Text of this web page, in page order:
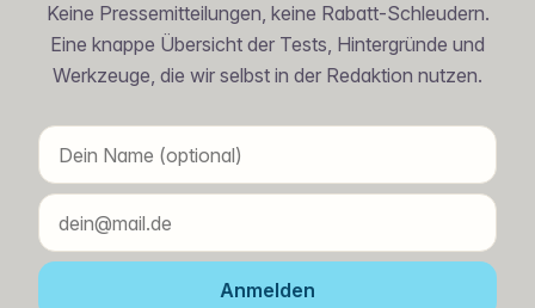
Keine Pressemitteilungen, keine Rabatt-Schleudern.
Eine knappe Übersicht der Tests, Hintergründe und
Werkzeuge, die wir selbst in der Redaktion nutzen.
Anmelden